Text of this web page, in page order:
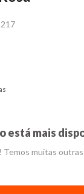
está mais
Temos muitas